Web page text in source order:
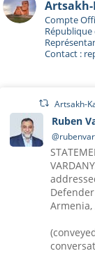
Compte
Contact :
Artsakh-
Ruben